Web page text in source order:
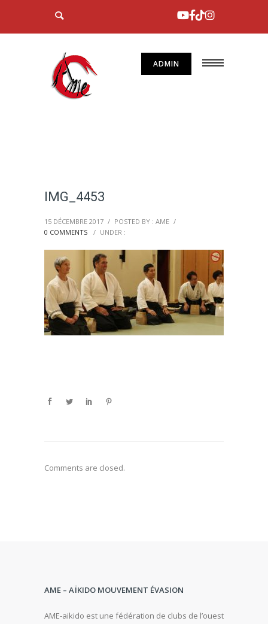
ADMIN
IMG_4453
15 DÉCEMBRE 2017 / POSTED BY : AME /
0 COMMENTS
/ UNDER :
Comments are closed.
AME – AÏKIDO MOUVEMENT ÉVASION
AME-aikido est une fédération de clubs de l’ouest